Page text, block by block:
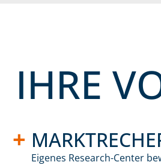
IHRE
Eigenes Research-Center